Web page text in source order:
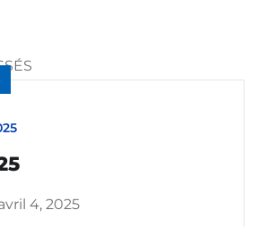
4, 2025